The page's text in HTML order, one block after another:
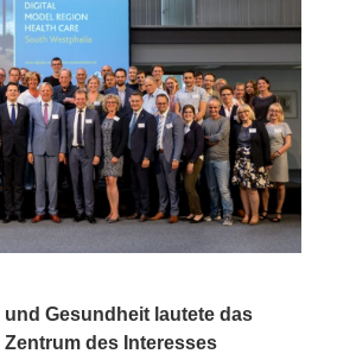
Gesundheit lautete das
Zentrum des Interesses